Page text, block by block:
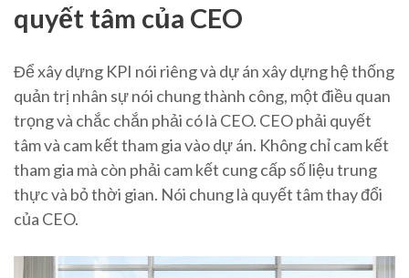
quyết tâm của CEO
Để xây dựng KPI nói riêng và dự án xây dựng hệ thống
quản trị nhân sự nói chung thành công, một điều quan
trọng và chắc chắn phải có là CEO. CEO phải quyết
tâm và cam kết tham gia vào dự án. Không chỉ cam kết
tham gia mà còn phải cam kết cung cấp số liệu trung
thực và bỏ thời gian. Nói chung là quyết tâm thay đổi
của CEO.